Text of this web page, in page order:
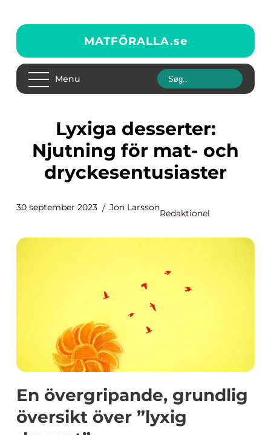
MATFÖRALLA.se
Menu
Lyxiga desserter:
Njutning för mat- och
dryckesentusiaster
30 september 2023 Jon Larsson
Redaktionel
En övergripande, grundlig
översikt över ”lyxig